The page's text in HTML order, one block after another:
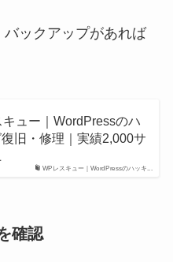
ックアップがあれば
WPレスキュー｜WordPressのハッキ...
キュー｜WordPressのハ
旧・修理｜実績2,000サ
確認